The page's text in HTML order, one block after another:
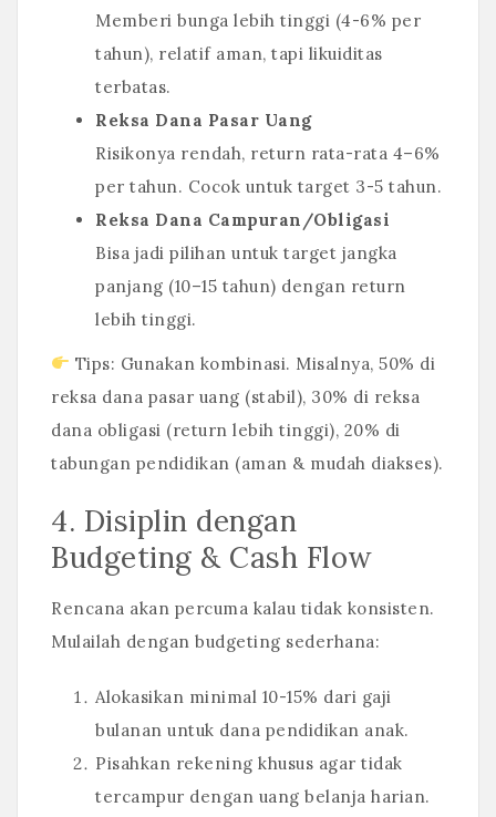
Memberi bunga lebih tinggi (4-6% per
tahun), relatif aman, tapi likuiditas
terbatas.
Reksa Dana Pasar Uang
Risikonya rendah, return rata-rata 4–6%
per tahun. Cocok untuk target 3-5 tahun.
Reksa Dana Campuran/Obligasi
Bisa jadi pilihan untuk target jangka
panjang (10–15 tahun) dengan return
lebih tinggi.
Tips: Gunakan kombinasi. Misalnya, 50% di
reksa dana pasar uang (stabil), 30% di reksa
dana obligasi (return lebih tinggi), 20% di
tabungan pendidikan (aman & mudah diakses).
4. Disiplin dengan
Budgeting & Cash Flow
Rencana akan percuma kalau tidak konsisten.
Mulailah dengan budgeting sederhana:
Alokasikan minimal 10-15% dari gaji
bulanan untuk dana pendidikan anak.
Pisahkan rekening khusus agar tidak
tercampur dengan uang belanja harian.